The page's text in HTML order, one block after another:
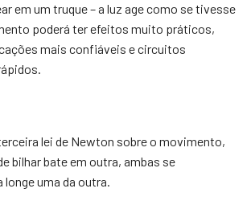
em um truque – a luz age como se tivesse
poderá ter efeitos muito práticos,
mais confiáveis e circuitos
lei de Newton sobre o movimento,
bilhar bate em outra, ambas se
uma da outra.